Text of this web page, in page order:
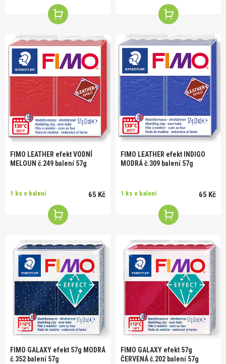
FIMO LEATHER efekt VODNÍ
MELOUN č.249 balení 57g
1 ks v balení 65 Kč
FIMO LEATHER efekt INDIGO
MODRÁ č.309 balení 57g
1 ks v balení 65 Kč
FIMO GALAXY efekt 57g MODRÁ
č.352 balení 57g
FIMO GALAXY efekt 57g
ČERVENÁ č.202 balení 57g